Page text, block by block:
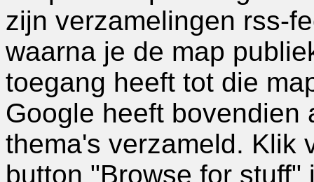
zijn verzamelingen rss-
waarna je de map
toegang heeft tot die
Google heeft bovendien
thema's verzameld. Klik
button "Browse for